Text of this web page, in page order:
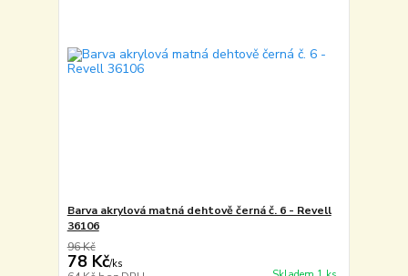
Barva akrylová matná dehtově černá č. 6 - Revell
36106
96 Kč
78 Kč/ks